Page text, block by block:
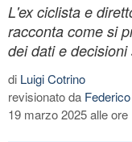
L'ex ciclista e
racconta come si
dei dati e
di Luigi Cotrino
revisionato da
19 marzo 2025 alle ore